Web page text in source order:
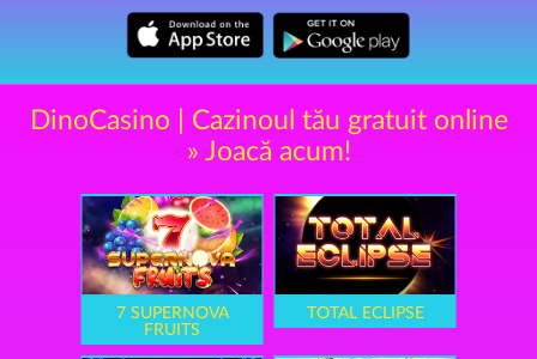
DinoCasino | Cazinoul tău gratuit online
» Joacă acum!
7 SUPERNOVA
FRUITS
TOTAL ECLIPSE